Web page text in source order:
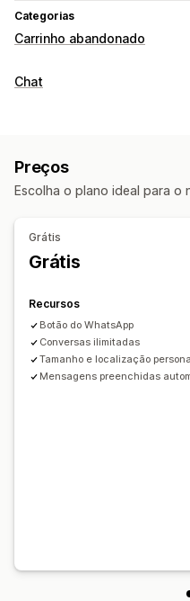
Categorias
Carrinho abandonado
Recuperação de carrinho
Ofertas de desconto
Acompanhamento de
Opções de exibição
Widgets personalizáveis
Regras de segmentação
Chat
Respostas automatizadas
Recuperação de carrinho
Verificação de pagamento
Recomendações de
Solicitações de avaliação
Atualizações de pedidos
Personalização
Cor e fonte Emojis e
Preços
Escolha o plano ideal para o
Grátis
Grátis
Recursos
Botão do WhatsApp
Conversas ilimitadas
Tamanho e localização
Mensagens preenchidas